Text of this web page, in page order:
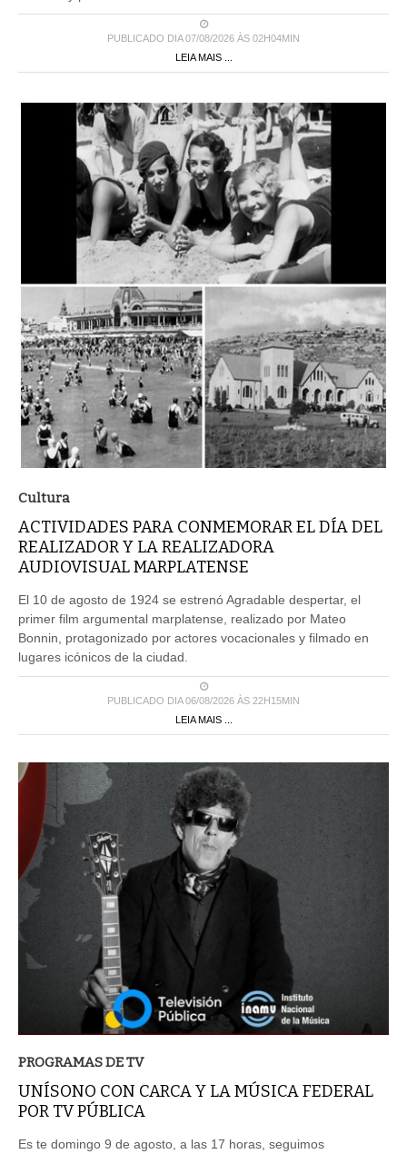
PUBLICADO DIA 07/08/2026 ÀS 02H04MIN
LEIA MAIS ...
Cultura
ACTIVIDADES PARA CONMEMORAR EL DÍA DEL
REALIZADOR Y LA REALIZADORA
AUDIOVISUAL MARPLATENSE
El 10 de agosto de 1924 se estrenó Agradable despertar, el
primer film argumental marplatense, realizado por Mateo
Bonnin, protagonizado por actores vocacionales y filmado en
lugares icónicos de la ciudad.
PUBLICADO DIA 06/08/2026 ÀS 22H15MIN
LEIA MAIS ...
PROGRAMAS DE TV
UNÍSONO CON CARCA Y LA MÚSICA FEDERAL
POR TV PÚBLICA
Es te domingo 9 de agosto, a las 17 horas, seguimos